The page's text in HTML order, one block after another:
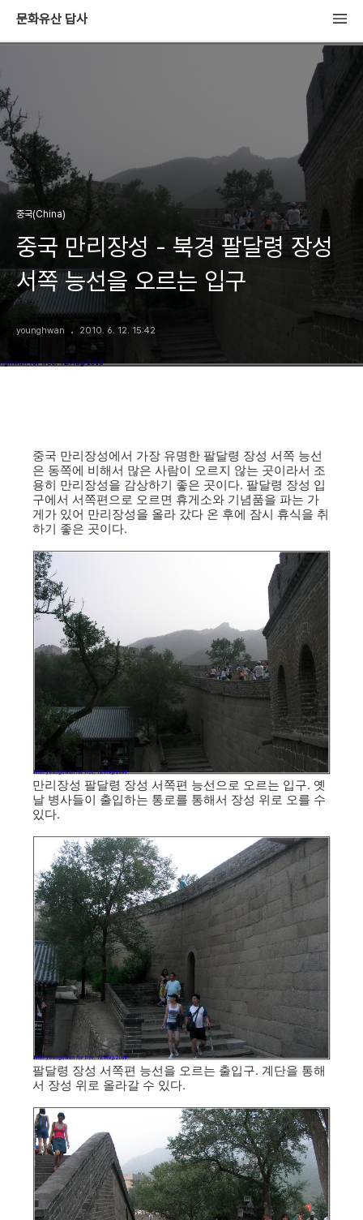
문화유산 답사
중국(China)
중국 만리장성 - 북경 팔달령 장성
서쪽 능선을 오르는 입구
younghwan 2010. 6. 12. 15:42
중국 만리장성에서 가장 유명한 팔달령 장성 서쪽 능선
은 동쪽에 비해서 많은 사람이 오르지 않는 곳이라서 조
용히 만리장성을 감상하기 좋은 곳이다. 팔달령 장성 입
구에서 서쪽편으로 오르면 휴게소와 기념품을 파는 가
게가 있어 만리장성을 올라 갔다 온 후에 잠시 휴식을 취
하기 좋은 곳이다.
만리장성 팔달령 장성 서쪽편 능선으로 오르는 입구. 옛
날 병사들이 출입하는 통로를 통해서 장성 위로 오를 수
있다.
팔달령 장성 서쪽편 능선을 오르는 출입구. 계단을 통해
서 장성 위로 올라갈 수 있다.